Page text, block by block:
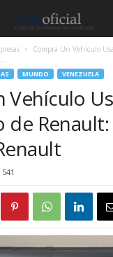
Compra Un Vehículo
MUNDO VENEZUELA
Vehículo
de
541